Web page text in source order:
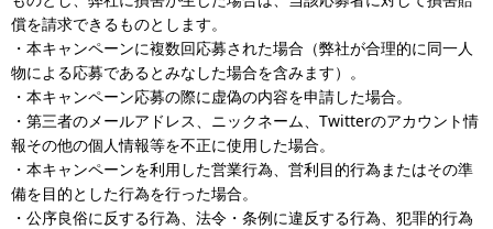
償を請求できるものとします。
・本キャンペーンに複数回応募された場合（弊社が合理的に同一人
物による応募であるとみなした場合を含みます）。
・本キャンペーン応募の際に虚偽の内容を申請した場合。
・第三者のメールアドレス、ニックネーム、Twitterのアカウント情
報その他の個人情報等を不正に使用した場合。
・本キャンペーンを利用した営業行為、営利目的行為またはその準
備を目的とした行為を行った場合。
・公序良俗に反する行為、法令・条例に違反する行為、犯罪的行為